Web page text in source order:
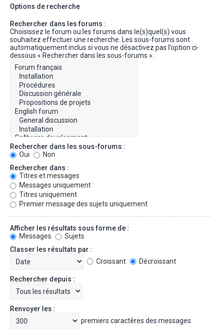
Options de recherche
Rechercher dans les forums :
Choisissez le forum ou les forums dans le(s)quel(s) vous
souhaitez effectuer une recherche. Les sous-forums sont
automatiquement inclus si vous ne désactivez pas l’option ci-
dessous « Rechercher dans les sous-forums ».
Rechercher dans les sous-forums :
Oui
Non
Rechercher dans :
Titres et messages
Messages uniquement
Titres uniquement
Premier message des sujets uniquement
Afficher les résultats sous forme de :
Messages
Sujets
Classer les résultats par :
Croissant
Décroissant
Rechercher depuis :
Renvoyer les :
premiers caractères des messages